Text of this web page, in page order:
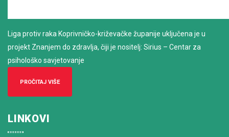
Liga protiv raka Koprivničko-križevačke županije uključena je u
projekt Znanjem do zdravlja, čiji je nositelj: Sirius – Centar za
psihološko savjetovanje
PROČITAJ VIŠE
LINKOVI